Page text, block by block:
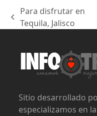
previous
Para disfrutar en
Tequila, Jalisco
Sitio desarrollado
especializamos en